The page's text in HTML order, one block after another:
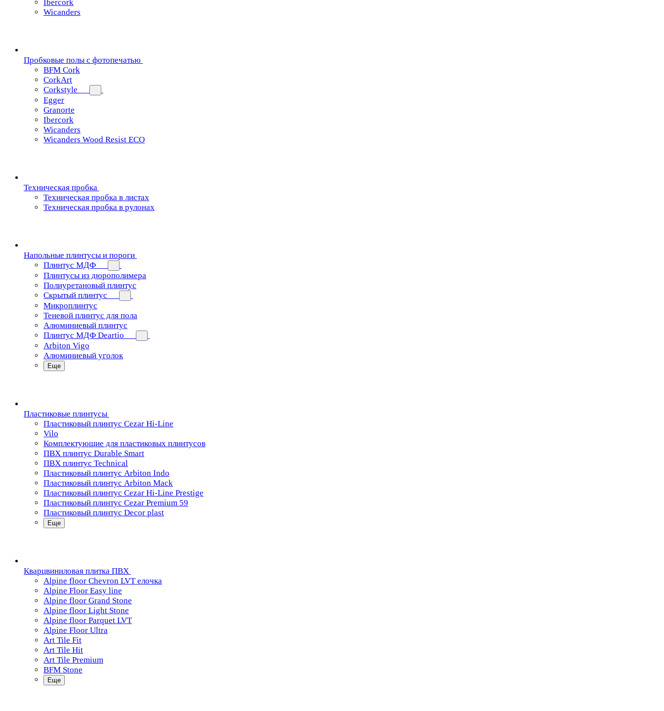
Ibercork
Wicanders
Пробковые полы с фотопечатью
BFM Cork
CorkArt
Corkstyle
Egger
Granorte
Ibercork
Wicanders
Wicanders Wood Resist ECO
Техническая пробка
Техническая пробка в листах
Техническая пробка в рулонах
Напольные плинтусы и пороги
Плинтус МДФ
Плинтусы из дюрополимера
Полиуретановый плинтус
Скрытый плинтус
Микроплинтус
Теневой плинтус для пола
Алюминиевый плинтус
Плинтус МДФ Deartio
Arbiton Vigo
Алюминиевый уголок
Еще
Пластиковые плинтусы
Пластиковый плинтус Cezar Hi-Line
Vilo
Комплектующие для пластиковых плинтусов
ПВХ плинтус Durable Smart
ПВХ плинтус Technical
Пластиковый плинтус Arbiton Indo
Пластиковый плинтус Arbiton Mack
Пластиковый плинтус Cezar Hi-Line Prestige
Пластиковый плинтус Cezar Premium 59
Пластиковый плинтус Decor plast
Еще
Кварцвиниловая плитка ПВХ
Alpine floor Chevron LVT елочка
Alpine Floor Easy line
Alpine floor Grand Stone
Alpine floor Light Stone
Alpine floor Parquet LVT
Alpine Floor Ultra
Art Tile Fit
Art Tile Hit
Art Tile Premium
BFM Stone
Еще